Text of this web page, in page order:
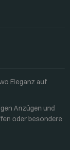
Eleganz auf
Anzügen und
oder besondere